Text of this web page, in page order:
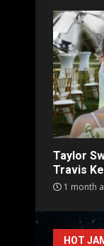
Taylor
Travis
1 month
HOT